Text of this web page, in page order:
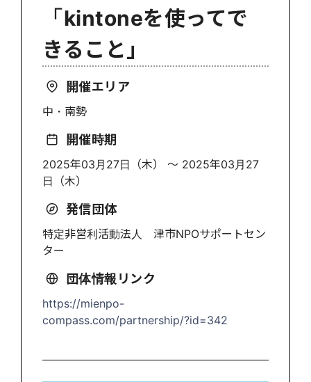
「kintoneを使ってで
きること」
開催エリア
中・南勢
開催時期
2025年03月27日（木） 〜 2025年03月27
日（木）
発信団体
特定非営利活動法人 津市NPOサポートセン
ター
団体情報リンク
https://mienpo-
compass.com/partnership/?id=342